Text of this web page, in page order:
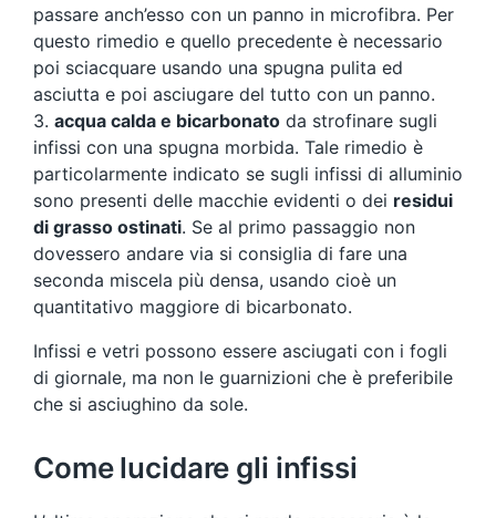
passare anch’esso con un panno in microfibra. Per
questo rimedio e quello precedente è necessario
poi sciacquare usando una spugna pulita ed
asciutta e poi asciugare del tutto con un panno.
3. acqua calda e bicarbonato da strofinare sugli
infissi con una spugna morbida. Tale rimedio è
particolarmente indicato se sugli infissi di alluminio
sono presenti delle macchie evidenti o dei residui
di grasso ostinati. Se al primo passaggio non
dovessero andare via si consiglia di fare una
seconda miscela più densa, usando cioè un
quantitativo maggiore di bicarbonato.
Infissi e vetri possono essere asciugati con i fogli
di giornale, ma non le guarnizioni che è preferibile
che si asciughino da sole.
Come lucidare gli infissi